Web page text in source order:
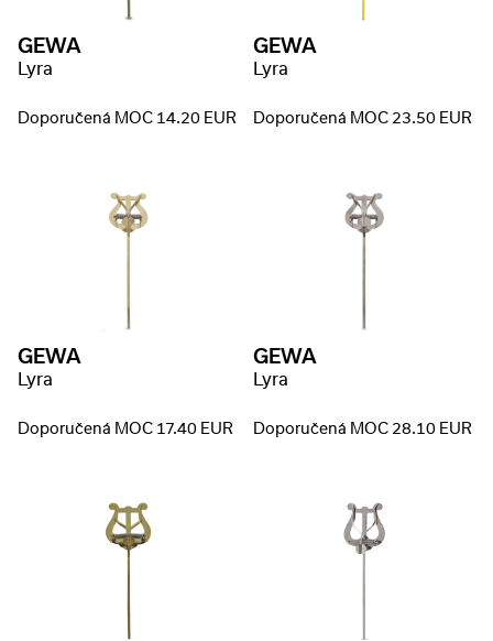
GEWA
Lyra
Doporučená MOC 14.20 EUR
GEWA
Lyra
Doporučená MOC 23.50 EUR
GEWA
Lyra
Doporučená MOC 17.40 EUR
GEWA
Lyra
Doporučená MOC 28.10 EUR